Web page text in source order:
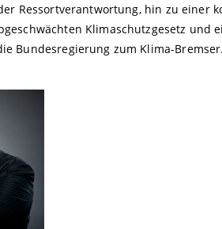
Ressortverantwortung, hin zu einer
Klimaschutzgesetz und
Bundesregierung zum Klima-